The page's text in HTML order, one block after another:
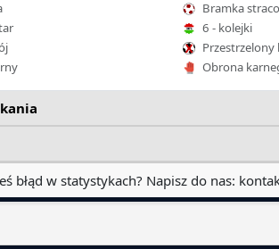
Bramka
6 - kolejki
Przestrzelony
Obrona
błąd w statystykach? Napisz do nas: